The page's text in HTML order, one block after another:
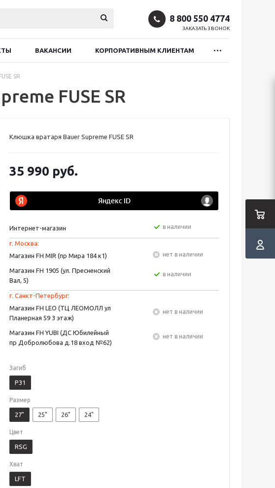
8 800 550 4774
ЗАКАЗАТЬ ЗВОНОК
ВАКАНСИИ КОРПОРАТИВНЫМ КЛИЕНТАМ
SR
FUSE SR
Клюшка вратаря Bauer Supreme FUSE SR
35 990 руб.
Интернет-магазин в наличии
г. Москва:
Магазин FH MIR (пр Мира 184 к1)
Нет в наличии
Магазин FH 1905 (ул. Пресненский
Вал, 5)
в наличии
г. Санкт-Петербург:
Магазин FH LEO (ТЦ ЛЕОМОЛЛ ул
Планерная 59 3 этаж)
Нет в наличии
Магазин FH YUBI (ДС Юбилейный
пр Добролюбова д.18 вход №62)
Нет в наличии
Загиб
P31
Размер
27" 25" 26" 24"
Цвет
RSG
Хват
LFT